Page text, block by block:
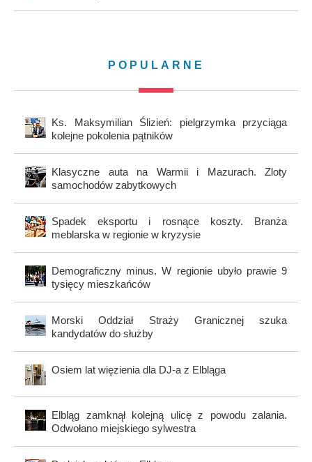
POPULARNE
Ks. Maksymilian Ślizień: pielgrzymka przyciąga
kolejne pokolenia pątników
Klasyczne auta na Warmii i Mazurach. Zloty
samochodów zabytkowych
Spadek eksportu i rosnące koszty. Branża
meblarska w regionie w kryzysie
Demograficzny minus. W regionie ubyło prawie 9
tysięcy mieszkańców
Morski Oddział Straży Granicznej szuka
kandydatów do służby
Osiem lat więzienia dla DJ-a z Elbląga
Elbląg zamknął kolejną ulicę z powodu zalania.
Odwołano miejskiego sylwestra